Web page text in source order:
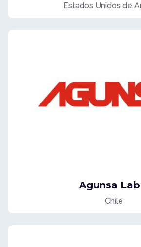
Estados Unidos de
Agunsa Lab
Chile